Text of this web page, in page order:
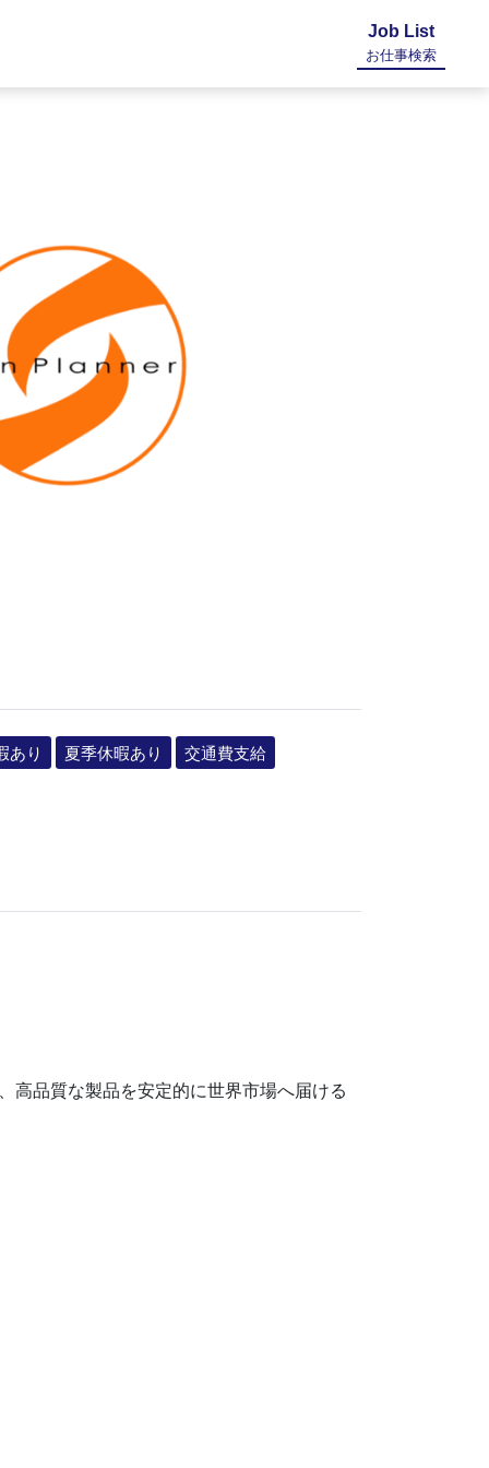
Job List
お仕事検索
あり 夏季休暇あり 交通費支給
高品質な製品を安定的に世界市場へ届ける